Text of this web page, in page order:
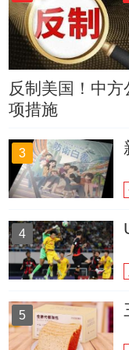
反制美国！中方
项措施
3
4
5